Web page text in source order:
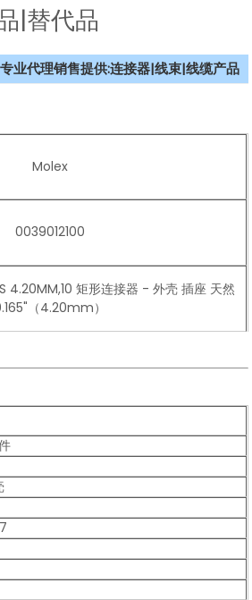
|替代品
专业代理销售提供:连接器|线束|线缆产品
Molex
0039012100
4.20MM,10 矩形连接器 - 外壳 插座 天然
（4.20mm）